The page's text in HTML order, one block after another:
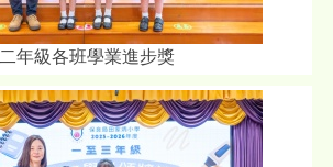
二年級各班學業進步獎